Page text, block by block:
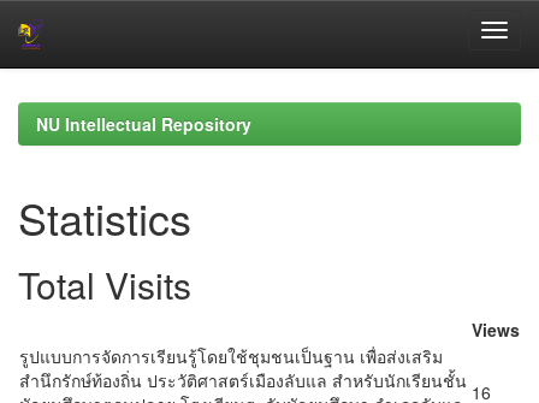
navigationNU Intellectual Repository
Statistics
Total Visits
Views
รูปแบบการจัดการเรียนรู้โดยใช้ชุมชนเป็นฐาน เพื่อส่งเสริม
สำนึกรักษ์ท้องถิ่น ประวัติศาสตร์เมืองลับแล สำหรับนักเรียนชั้น 16